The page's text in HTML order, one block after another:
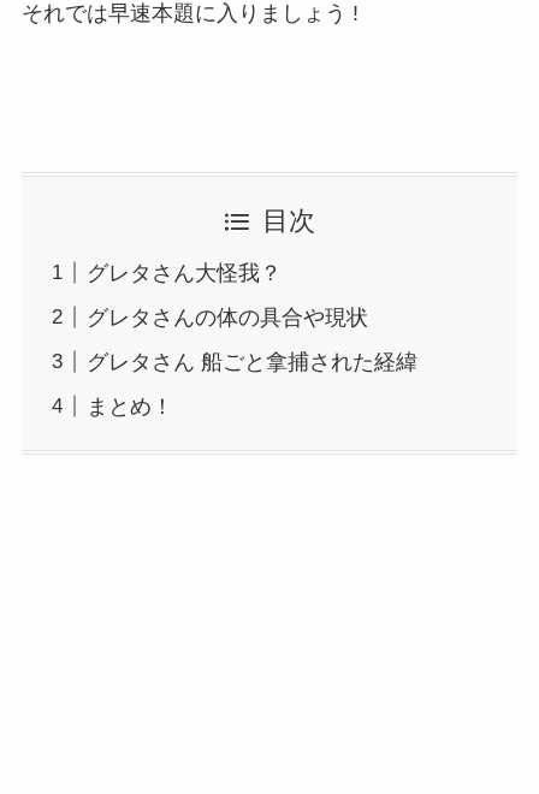
それでは早速本題に入りましょう !
目次
グレタさん大怪我？
グレタさんの体の具合や現状
グレタさん 船ごと拿捕された経緯
まとめ！